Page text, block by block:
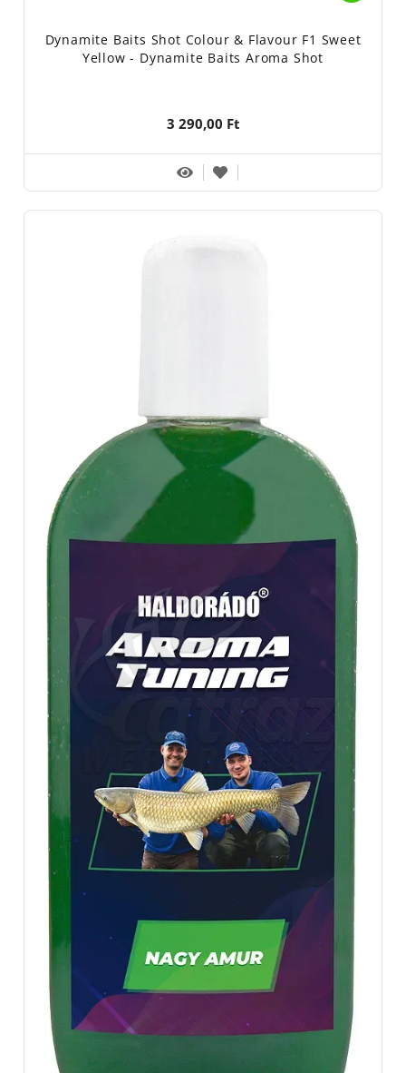
Dynamite Baits Shot Colour & Flavour F1 Sweet
Yellow - Dynamite Baits Aroma Shot
3 290,00 Ft